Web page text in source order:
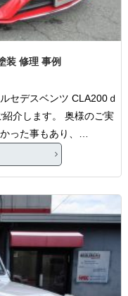
装 修理 事例
セデスベンツ CLA200ｄ
介します。 奥様のご実
った事もあり、…